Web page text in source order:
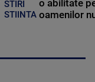
STIRI
STIINTA
o abilitate
oamenilor